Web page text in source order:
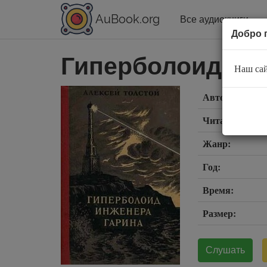
AuBook.org Все аудиокниги
Гиперболоид
Автор:
Читает:
Жанр:
Год:
Время:
Размер:
Слушать
Добро
Наш